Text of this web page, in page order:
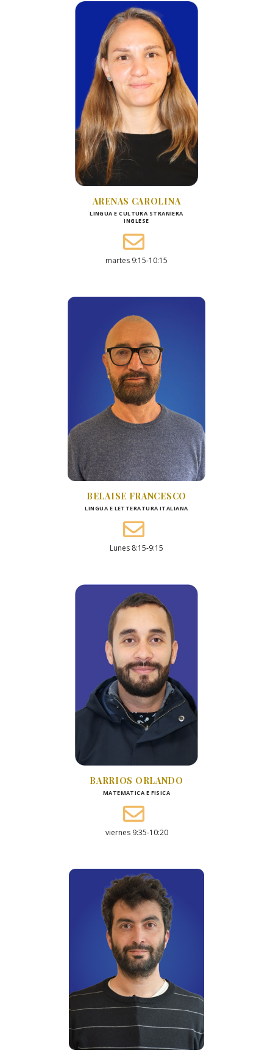
ARENAS CAROLINA
LINGUA E CULTURA STRANIERA
INGLESE
martes 9:15-10:15
BELAISE FRANCESCO
LINGUA E LETTERATURA ITALIANA
Lunes 8:15-9:15
BARRIOS ORLANDO
MATEMATICA E FISICA
viernes 9:35-10:20